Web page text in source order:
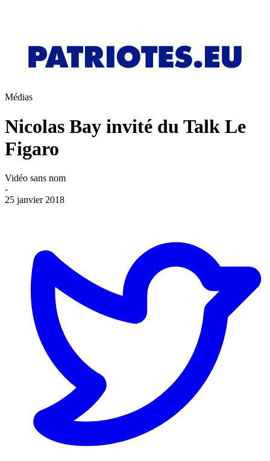
Médias
Nicolas Bay invité du Talk Le
Figaro
Vidéo sans nom
-
25 janvier 2018